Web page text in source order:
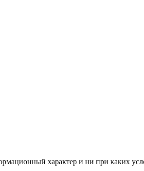
характер и ни при каких